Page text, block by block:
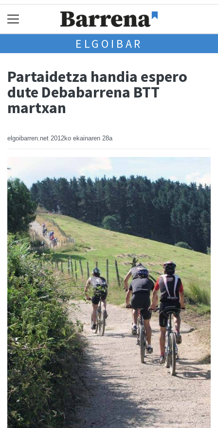
ELGOIBAR
Partaidetza handia espero
dute Debabarrena BTT
martxan
elgoibarren.net 2012ko ekainaren 28a